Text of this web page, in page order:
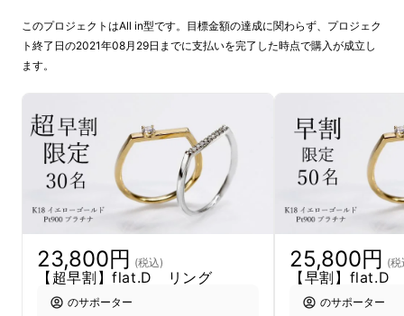
リングが正円ではなくフラットになっているの
で、いつものリングに飽きた人へ新しいカタチ
をお届けします。
このプロジェクトはAll in型です。目標金額の達成に関わらず、プロジェク
ト終了日の2021年08月29日までに支払いを完了した時点で購入が成立し
ます。
23,800円 (税込)
【超早割】flat.D リング
のサポーター
25,800円 (税
【早割】flat.D
のサポーター